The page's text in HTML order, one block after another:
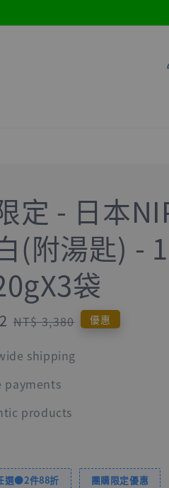
定 - 日本
(附湯匙) - 1
袋
Regular
NT$ 3,380 優惠
shipping
payments
products
選●2件88折 團購限定優惠